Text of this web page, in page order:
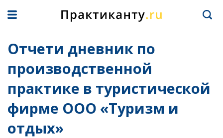
Отчети дневник по
производственной
практике в туристической
фирме ООО «Туризм и
отдых»